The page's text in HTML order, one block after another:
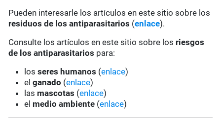
Pueden interesarle los artículos en este sitio sobre los
residuos de los antiparasitarios (enlace).
Consulte los artículos en este sitio sobre los riesgos
de los antiparasitarios para:
losseres humanos (enlace)
elganado (enlace)
las mascotas (enlace)
el medio ambiente (enlace)